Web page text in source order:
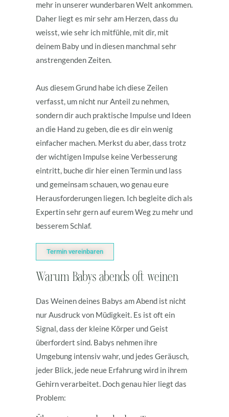
mehr in unserer wunderbaren Welt ankommen.
Daher liegt es mir sehr am Herzen, dass du
weisst, wie sehr ich mitfühle, mit dir, mit
deinem Baby und in diesen manchmal sehr
anstrengenden Zeiten.
Aus diesem Grund habe ich diese Zeilen
verfasst, um nicht nur Anteil zu nehmen,
sondern dir auch praktische Impulse und Ideen
an die Hand zu geben, die es dir ein wenig
einfacher machen. Merkst du aber, dass trotz
der wichtigen Impulse keine Verbesserung
eintritt, buche dir hier einen Termin und lass
und gemeinsam schauen, wo genau eure
Herausforderungen liegen. Ich begleite dich als
Expertin sehr gern auf eurem Weg zu mehr und
besserem Schlaf.
Termin vereinbaren
Warum Babys abends oft weinen
Das Weinen deines Babys am Abend ist nicht
nur Ausdruck von Müdigkeit. Es ist oft ein
Signal, dass der kleine Körper und Geist
überfordert sind. Babys nehmen ihre
Umgebung intensiv wahr, und jedes Geräusch,
jeder Blick, jede neue Erfahrung wird in ihrem
Gehirn verarbeitet. Doch genau hier liegt das
Problem: